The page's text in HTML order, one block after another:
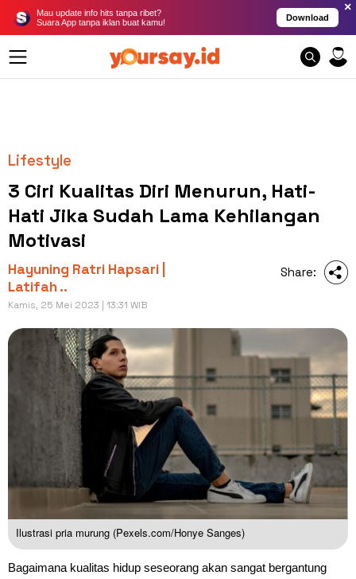
Mau update info hits tanpa ribet?
Suara App tanpa iklan buat kamu!
Download
×
Lifestyle
3 Ciri Kualitas Diri Menurun, Hati-
Hati Jika Sudah Lama Kehilangan
Motivasi
Hayuning Ratri Hapsari |
Latifah ..
Kamis, 25 Mei 2023 | 13:31 WIB
Share:
Ilustrasi pria murung (Pexels.com/Honye Sanges)
Bagaimana kualitas hidup seseorang akan sangat bergantung